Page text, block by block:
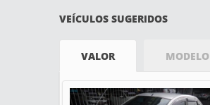
VEÍCULOS SUGERIDOS
VALOR MODELO